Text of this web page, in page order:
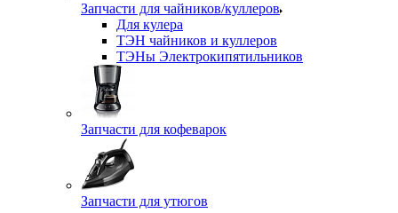
Запчасти для чайников/куллеров
Для кулера
ТЭН чайников и куллеров
ТЭНы Электрокипятильников
Запчасти для кофеварок
Запчасти для утюгов